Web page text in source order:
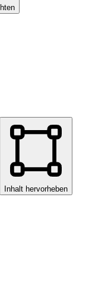
Inhalt hervorheben